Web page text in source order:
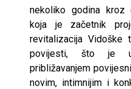
nekoliko godina kroz
koja je začetnik
revitalizacija Vidoške
povijesti, što je u
približavanjem
novim, intimnijim i